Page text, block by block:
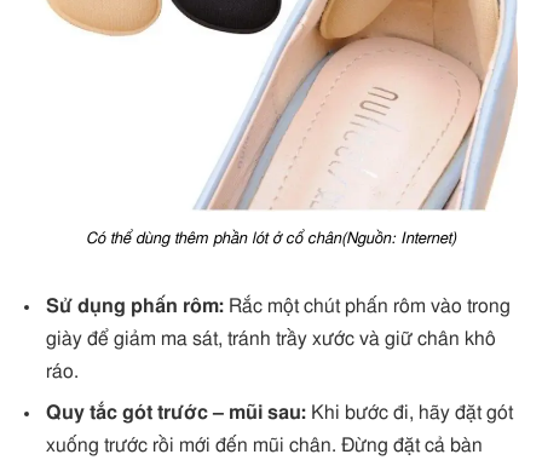
Có thể dùng thêm phần lót ở cổ chân(Nguồn: Internet)
Sử dụng phấn rôm: Rắc một chút phấn rôm vào trong
giày để giảm ma sát, tránh trầy xước và giữ chân khô
ráo.
Quy tắc gót trước – mũi sau: Khi bước đi, hãy đặt gót
xuống trước rồi mới đến mũi chân. Đừng đặt cả bàn